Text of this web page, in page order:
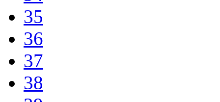
35
36
37
38